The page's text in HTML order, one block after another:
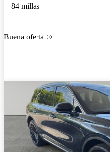
84 millas
Buena oferta